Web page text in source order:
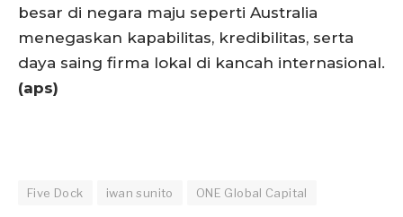
besar di negara maju seperti Australia
menegaskan kapabilitas, kredibilitas, serta
daya saing firma lokal di kancah internasional.
(aps)
Five Dock iwan sunito ONE Global Capital